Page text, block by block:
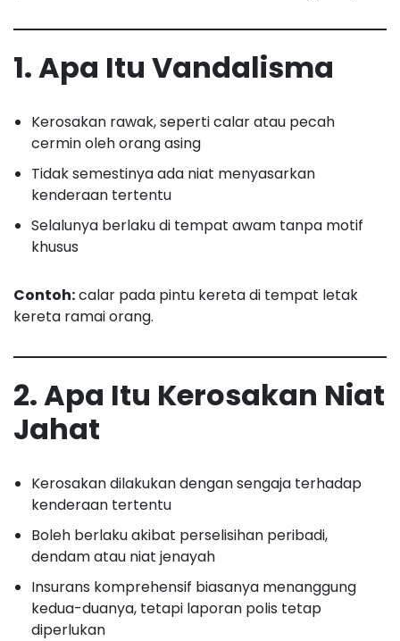
1. Apa Itu Vandalisma
Kerosakan rawak, seperti calar atau pecah
cermin oleh orang asing
Tidak semestinya ada niat menyasarkan
kenderaan tertentu
Selalunya berlaku di tempat awam tanpa motif
khusus
Contoh:calar pada pintu kereta di tempat letak
kereta ramai orang.
2. Apa Itu Kerosakan Niat
Jahat
Kerosakan dilakukan dengan sengaja terhadap
kenderaan tertentu
Boleh berlaku akibat perselisihan peribadi,
dendam atau niat jenayah
Insurans komprehensif biasanya menanggung
kedua-duanya, tetapi laporan polis tetap
diperlukan